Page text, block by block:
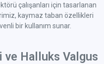
çalışanları için tasarlanan
kaymaz taban özellikleri
bir kullanım sunar.
ve Halluks Valgus